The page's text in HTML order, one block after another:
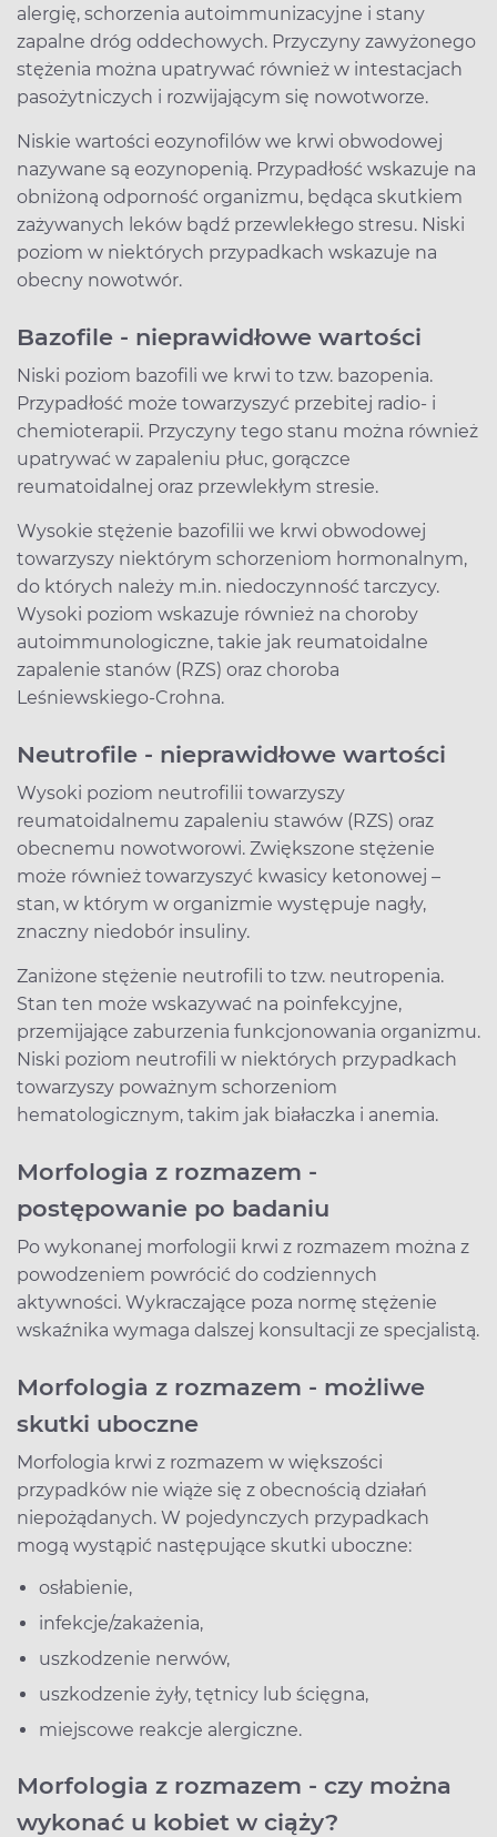
alergię, schorzenia autoimmunizacyjne i stany
zapalne dróg oddechowych. Przyczyny zawyżonego
stężenia można upatrywać również w intestacjach
pasożytniczych i rozwijającym się nowotworze.
Niskie wartości eozynofilów we krwi obwodowej
nazywane są eozynopenią. Przypadłość wskazuje na
obniżoną odporność organizmu, będąca skutkiem
zażywanych leków bądź przewlekłego stresu. Niski
poziom w niektórych przypadkach wskazuje na
obecny nowotwór.
Bazofile - nieprawidłowe wartości
Niski poziom bazofili we krwi to tzw. bazopenia.
Przypadłość może towarzyszyć przebitej radio- i
chemioterapii. Przyczyny tego stanu można również
upatrywać w zapaleniu płuc, gorączce
reumatoidalnej oraz przewlekłym stresie.
Wysokie stężenie bazofilii we krwi obwodowej
towarzyszy niektórym schorzeniom hormonalnym,
do których należy m.in. niedoczynność tarczycy.
Wysoki poziom wskazuje również na choroby
autoimmunologiczne, takie jak reumatoidalne
zapalenie stanów (RZS) oraz choroba
Leśniewskiego-Crohna.
Neutrofile - nieprawidłowe wartości
Wysoki poziom neutrofilii towarzyszy
reumatoidalnemu zapaleniu stawów (RZS) oraz
obecnemu nowotworowi. Zwiększone stężenie
może również towarzyszyć kwasicy ketonowej –
stan, w którym w organizmie występuje nagły,
znaczny niedobór insuliny.
Zaniżone stężenie neutrofili to tzw. neutropenia.
Stan ten może wskazywać na poinfekcyjne,
przemijające zaburzenia funkcjonowania organizmu.
Niski poziom neutrofili w niektórych przypadkach
towarzyszy poważnym schorzeniom
hematologicznym, takim jak białaczka i anemia.
Morfologia z rozmazem -
postępowanie po badaniu
Po wykonanej morfologii krwi z rozmazem można z
powodzeniem powrócić do codziennych
aktywności. Wykraczające poza normę stężenie
wskaźnika wymaga dalszej konsultacji ze specjalistą.
Morfologia z rozmazem - możliwe
skutki uboczne
Morfologia krwi z rozmazem w większości
przypadków nie wiąże się z obecnością działań
niepożądanych. W pojedynczych przypadkach
mogą wystąpić następujące skutki uboczne:
osłabienie,
infekcje/zakażenia,
uszkodzenie nerwów,
uszkodzenie żyły, tętnicy lub ścięgna,
miejscowe reakcje alergiczne.
Morfologia z rozmazem - czy można
wykonać u kobiet w ciąży?